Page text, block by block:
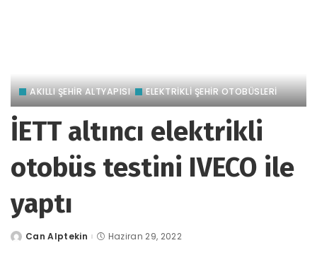
AKILLI ŞEHİR ALTYAPISI ELEKTRİKLİ ŞEHİR OTOBÜSLERİ
İETT altıncı elektrikli
otobüs testini IVECO ile
yaptı
tarafından
Can Alptekin Haziran 29, 2022